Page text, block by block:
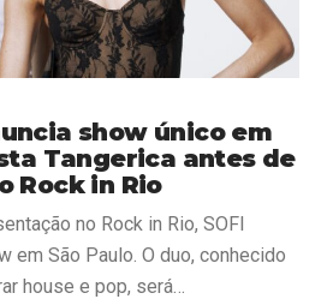
show único em
Tangerica antes de
Rock in Rio
no Rock in Rio, SOFI
em São Paulo. O duo, conhecido
house e pop, será…